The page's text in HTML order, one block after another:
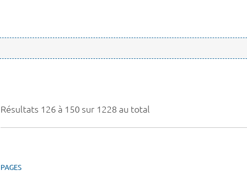
Résultats 126 à 150 sur 1228 au total
PAGES